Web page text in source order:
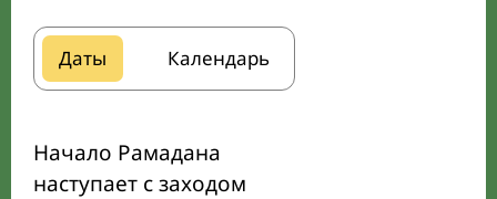
Даты Календарь
Начало Рамадана
наступает с заходом